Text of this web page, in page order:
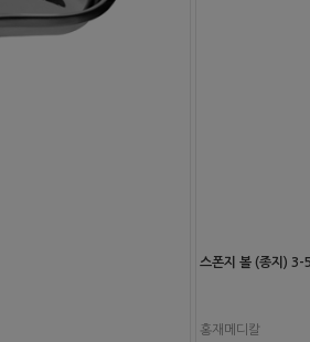
스폰지 볼 (종지) 3-
홍재메디칼